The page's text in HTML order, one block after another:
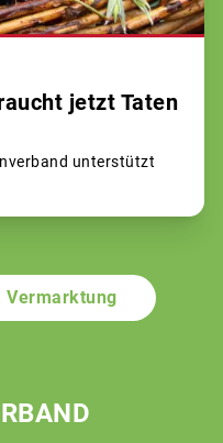
jetzt Taten
unterstützt
Vermarktung